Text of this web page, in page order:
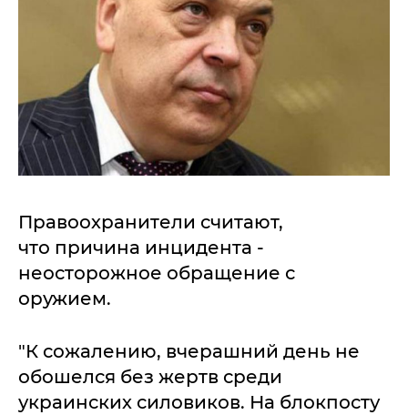
Правоохранители считают,
что причина инцидента -
неосторожное обращение с
оружием.
"К сожалению, вчерашний день не
обошелся без жертв среди
украинских силовиков. На блокпосту